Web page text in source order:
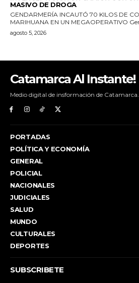
Catamarca Al Instante!
Medio digital de insformación de Catamarca.
PORTADAS
POLÍTICA Y ECONOMÍA
GENERAL
POLICIAL
NACIONALES
JUDICIALES
SALUD
MUNDO
CULTURALES
DEPORTES
SUBSCRIBETE